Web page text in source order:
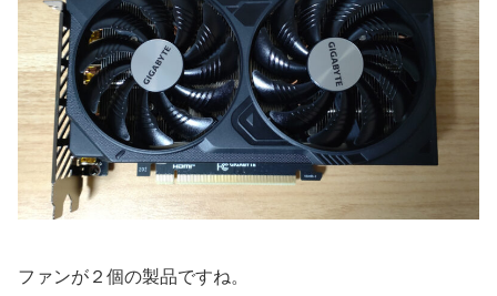
ファンが２個の製品ですね。